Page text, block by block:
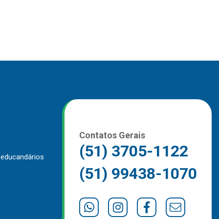
Contatos Gerais
(51) 3705-1122
(51) 99438-1070